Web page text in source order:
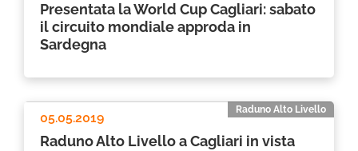
Presentata la World Cup Cagliari: sabato
il circuito mondiale approda in
Sardegna
Raduno Alto Livello
05.05.2019
Raduno Alto Livello a Cagliari in vista